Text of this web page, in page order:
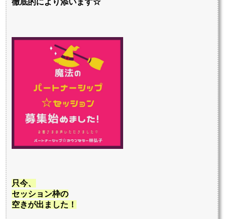
徹底的により添います☆
只今、
セッション枠の
空きが出ました！